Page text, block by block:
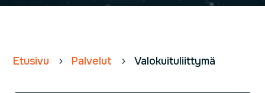
Etusivu 5 Palvelut 5 Valokuituliittymä